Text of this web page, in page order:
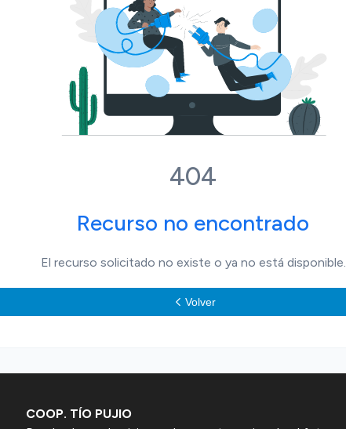
404
Recurso no encontrado
El recurso solicitado no existe o ya no está disponible.
Volver
COOP. TÍO PUJIO